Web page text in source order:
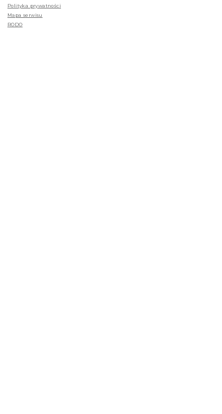
Polityka prywatności
Mapa serwisu
RODO